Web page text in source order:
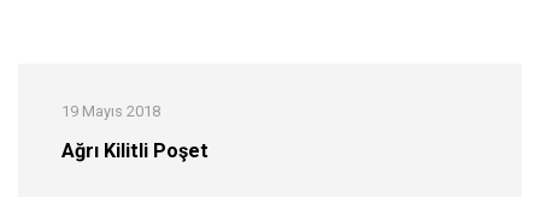
19 Mayıs 2018
Ağrı Kilitli Poşet